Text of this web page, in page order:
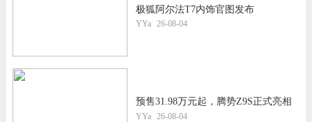
极狐阿尔法T7内饰官图发布
YYa 26-08-04
预售31.98万元起，腾势Z9S正式亮相
YYa 26-08-04